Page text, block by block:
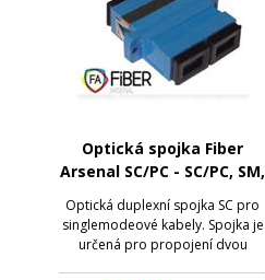
Optická spojka Fiber
Arsenal SC/PC - SC/PC, SM,
duplex
Optická duplexní spojka SC pro
singlemodeové kabely. Spojka je
určená pro propojení dvou